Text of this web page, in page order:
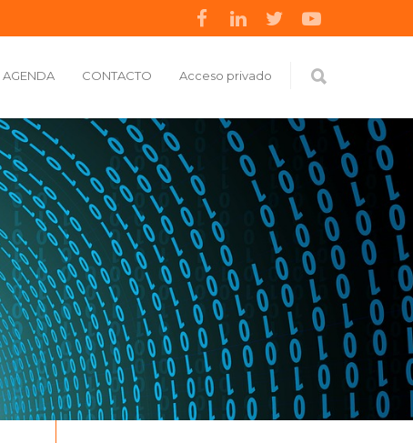
AGENDA CONTACTO Acceso privado